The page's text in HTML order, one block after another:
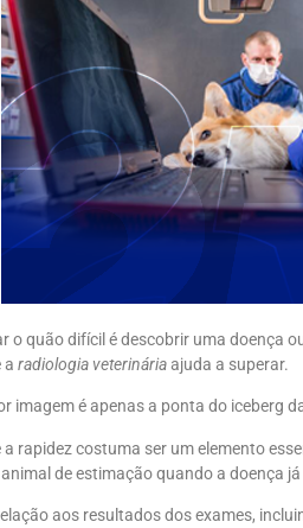
o quão difícil é descobrir uma doença
a radiologia veterináriaajuda a superar.
imagem é apenas a ponta do iceberg
rapidez costuma ser um elemento
de estimação quando a doença
aos resultados dos exames,